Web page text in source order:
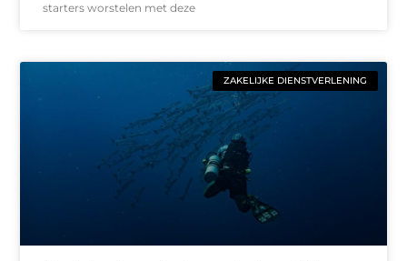
starters worstelen met deze
ZAKELIJKE DIENSTVERLENING